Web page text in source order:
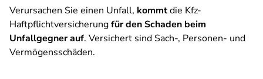
Verursachen Sie einen Unfall, kommtdie Kfz-
Haftpflichtversicherungfür den Schaden beim
Unfallgegner auf. Versichert sind Sach-, Personen- und
Vermögensschäden.